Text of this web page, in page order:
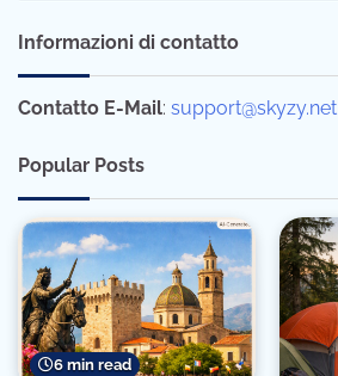
Informazioni di contatto
Contatto E-Mail: support@skyzy.net
Popular Posts
6 min read